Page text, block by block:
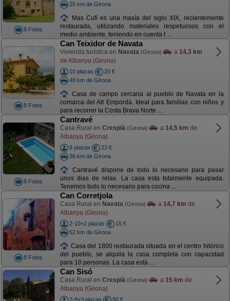
8 Fotos
25 km de Girona
Mas Cufí es una masía del siglo XIX, recientemente
restaurada, utilizando materiales respetuosos con el
medio ambiente, teniendo en cuenta t ...
8 Fotos
Can Teixidor de Navata
Vivienda turística en Navata (Girona) a 14,3 km
de Albanya (Girona)
10 plazas
20 €
40 km de Girona
Casa de campo cercana al pueblo de Navata en la
comarca del Alt Empordà. Ideal para familias con niños y
para recorrer la Costa Brava Norte ...
8 Fotos
Cantravé
Casa Rural en Crespià (Girona) a 14,5 km de
Albanya (Girona)
8 plazas
23 €
36 km de Girona
Cantravé dispone de todo lo necesario para pasar
unos dias de relax. La casa esta totalmente equipada.
Tenemos todo lo necesario para cocina ...
8 Fotos
Can Corretjola
Casa Rural en Navata (Girona) a 14,7 km de
Albanya (Girona)
2-10+2 plazas
15 €
52 km de Girona
Casa del 1800 restaurada situada en el centro hitórico
del pueblo, se alquila la casa completa con capacidad
para 10 personas. La casa està ...
Can Sisó
Casa Rural en Crespià (Girona) a 15 km de
Albanya (Girona)
2-8+3 plazas 50 €